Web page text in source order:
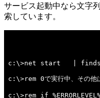
サービス起動中なら文字
索しています。
c:\>net start   |
c:\>rem 0で実行中、その
c:\>rem if